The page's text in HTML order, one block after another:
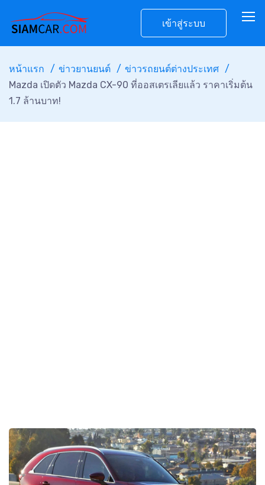
เข้าสู่ระบบ
หน้าแรก ข่าวยานยนต์
ข่าวรถยนต์ต่างประเทศ
Mazda เปิดตัว Mazda CX-90 ที่ออสเตรเลียแล้ว ราคาเริ่มต้น
1.7 ล้านบาท!